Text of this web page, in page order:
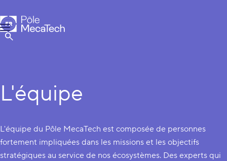
Pôle MecaTech
Menu
Afficher la Recherche
FR
EN
L'équipe
L'équipe du Pôle MecaTech est composée de personnes
fortement impliquées dans les missions et les objectifs
stratégiques au service de nos écosystèmes. Des experts qui